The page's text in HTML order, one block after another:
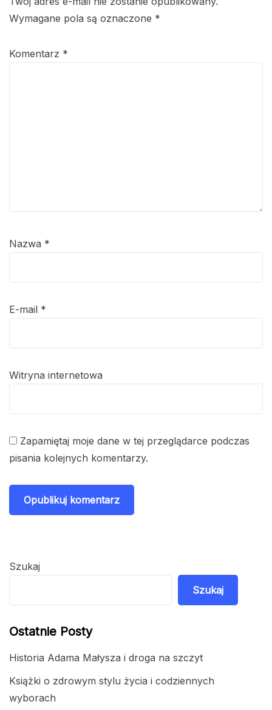
Wymagane pola są oznaczone *
Komentarz *
Nazwa *
E-mail *
Witryna internetowa
Zapamiętaj moje dane w tej przeglądarce podczas
pisania kolejnych komentarzy.
Szukaj
Szukaj
Ostatnie Posty
Historia Adama Małysza i droga na szczyt
Książki o zdrowym stylu życia i codziennych
wyborach